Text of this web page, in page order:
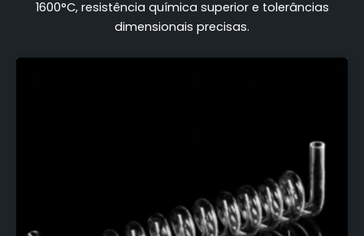
1600°C, resistência química superior e tolerâncias
dimensionais precisas.